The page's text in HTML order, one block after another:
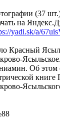
(37
на
yadi.sk/a/
Красный Ясыл
Об этом
книге